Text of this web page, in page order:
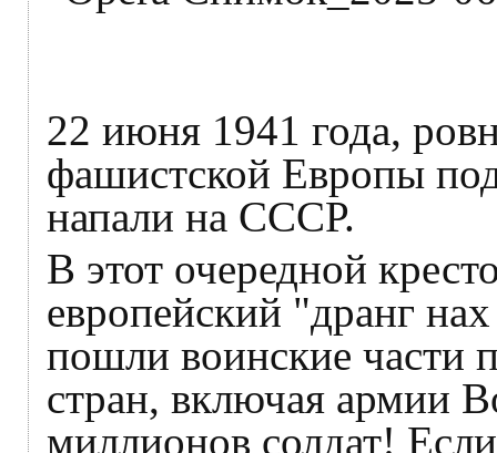
22 июня 1941 года,
фашистской Европы
напали на СССР.
В этот очередной
европейский "дранг
пошли воинские части
стран, включая армии
миллионов солдат!